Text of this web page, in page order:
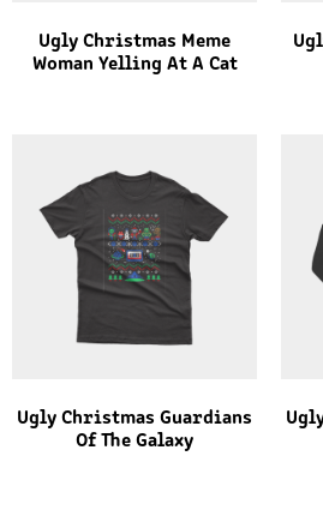
Ugly Christmas Meme
Woman Yelling At A Cat
Ugly Christmas Guardians
Of The Galaxy